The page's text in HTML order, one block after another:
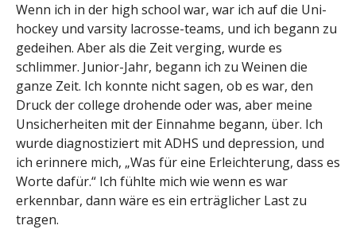
Wenn ich in der high school war, war ich auf die Uni-
hockey und varsity lacrosse-teams, und ich begann zu
gedeihen. Aber als die Zeit verging, wurde es
schlimmer. Junior-Jahr, begann ich zu Weinen die
ganze Zeit. Ich konnte nicht sagen, ob es war, den
Druck der college drohende oder was, aber meine
Unsicherheiten mit der Einnahme begann, über. Ich
wurde diagnostiziert mit ADHS und depression, und
ich erinnere mich, „Was für eine Erleichterung, dass es
Worte dafür.“ Ich fühlte mich wie wenn es war
erkennbar, dann wäre es ein erträglicher Last zu
tragen.